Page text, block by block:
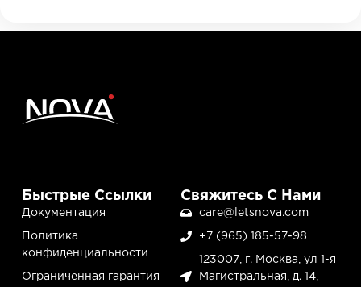
Быстрые Ссылки
Документация
Политика
конфиденциальности
Ограниченная гарантия
Свяжитесь С Нами
care@letsnova.com
+7 (965) 185-57-98
123007, г. Москва, ул 1-я
Магистральная, д. 14,